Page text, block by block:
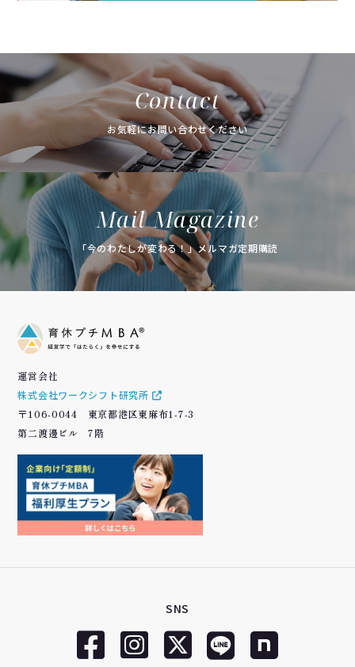
Contact
お気軽にお問い合わせください
Mail Magazine
「今のわたしが変わる！」メルマガ定期購読
運営会社
株式会社ワークシフト研究所
〒106-0044 東京都港区東麻布1-7-3
第二渡邊ビル 7階
SNS